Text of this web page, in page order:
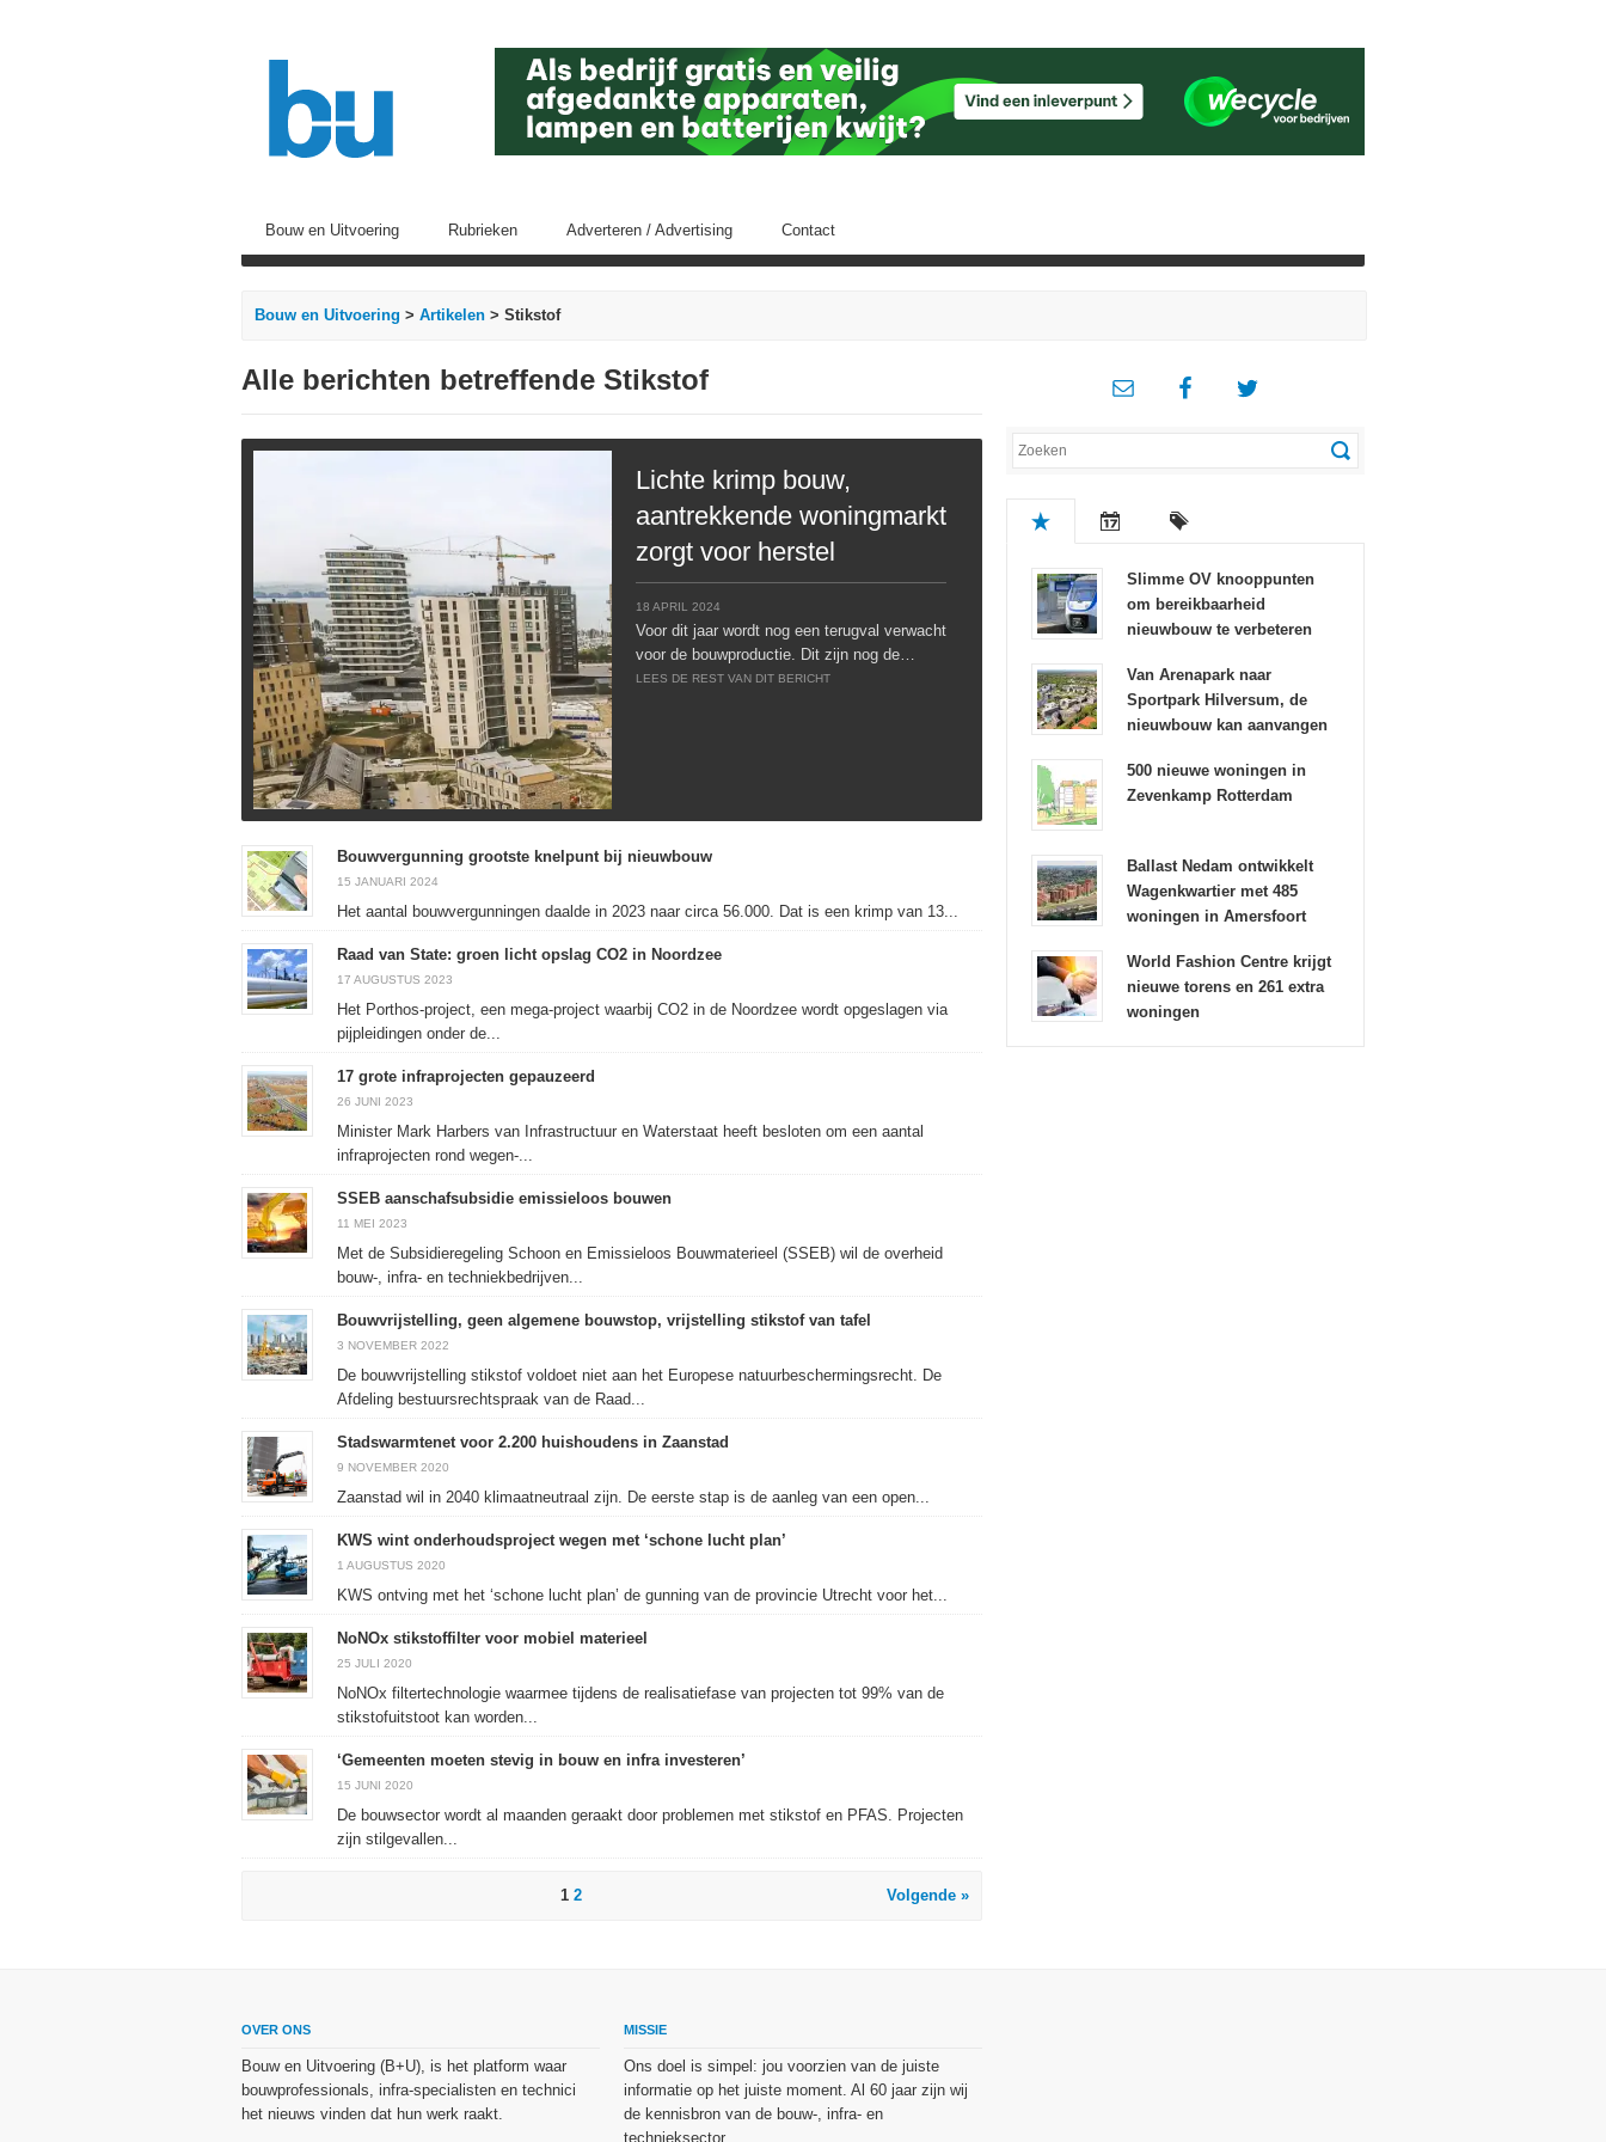
Bouw en Uitvoering Rubrieken Adverteren / Advertising Contact
Bouw en Uitvoering > Artikelen > Stikstof
Alle berichten betreffende Stikstof
Lichte krimp bouw,
aantrekkende woningmarkt
zorgt voor herstel
18 APRIL 2024
Voor dit jaar wordt nog een terugval verwacht
voor de bouwproductie. Dit zijn nog de…
LEES DE REST VAN DIT BERICHT
Bouwvergunning grootste knelpunt bij nieuwbouw
15 JANUARI 2024
Het aantal bouwvergunningen daalde in 2023 naar circa 56.000. Dat is een krimp van 13...
Raad van State: groen licht opslag CO2 in Noordzee
17 AUGUSTUS 2023
Het Porthos-project, een mega-project waarbij CO2 in de Noordzee wordt opgeslagen via
pijpleidingen onder de...
17 grote infraprojecten gepauzeerd
26 JUNI 2023
Minister Mark Harbers van Infrastructuur en Waterstaat heeft besloten om een aantal
infraprojecten rond wegen-...
SSEB aanschafsubsidie emissieloos bouwen
11 MEI 2023
Met de Subsidieregeling Schoon en Emissieloos Bouwmaterieel (SSEB) wil de overheid
bouw-, infra- en techniekbedrijven...
Bouwvrijstelling, geen algemene bouwstop, vrijstelling stikstof van tafel
3 NOVEMBER 2022
De bouwvrijstelling stikstof voldoet niet aan het Europese natuurbeschermingsrecht. De
Afdeling bestuursrechtspraak van de Raad...
Stadswarmtenet voor 2.200 huishoudens in Zaanstad
9 NOVEMBER 2020
Zaanstad wil in 2040 klimaatneutraal zijn. De eerste stap is de aanleg van een open...
KWS wint onderhoudsproject wegen met ‘schone lucht plan’
1 AUGUSTUS 2020
KWS ontving met het ‘schone lucht plan’ de gunning van de provincie Utrecht voor het...
NoNOx stikstoffilter voor mobiel materieel
25 JULI 2020
NoNOx filtertechnologie waarmee tijdens de realisatiefase van projecten tot 99% van de
stikstofuitstoot kan worden...
‘Gemeenten moeten stevig in bouw en infra investeren’
15 JUNI 2020
De bouwsector wordt al maanden geraakt door problemen met stikstof en PFAS. Projecten
zijn stilgevallen...
1 2 Volgende »
Slimme OV knooppunten
om bereikbaarheid
nieuwbouw te verbeteren
Van Arenapark naar
Sportpark Hilversum, de
nieuwbouw kan aanvangen
500 nieuwe woningen in
Zevenkamp Rotterdam
Ballast Nedam ontwikkelt
Wagenkwartier met 485
woningen in Amersfoort
World Fashion Centre krijgt
nieuwe torens en 261 extra
woningen
OVER ONS
Bouw en Uitvoering (B+U), is het platform waar
bouwprofessionals, infra-specialisten en technici
het nieuws vinden dat hun werk raakt.
MISSIE
Ons doel is simpel: jou voorzien van de juiste
informatie op het juiste moment. Al 60 jaar zijn wij
de kennisbron van de bouw-, infra- en
technieksector.